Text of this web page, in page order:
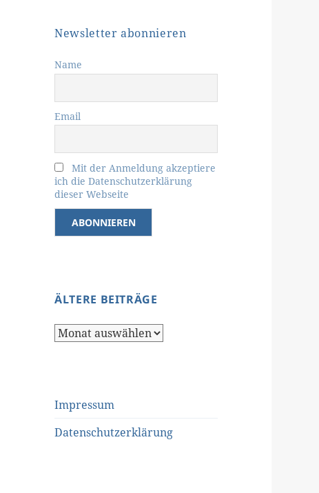
Newsletter abonnieren
Name
Email
Mit der Anmeldung akzeptiere
ich die Datenschutzerklärung
dieser Webseite
ÄLTERE BEITRÄGE
Ältere
Impressum
Datenschutzerklärung